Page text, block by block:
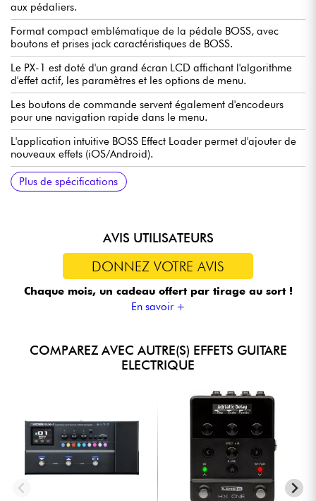
aux pédaliers.
Format compact emblématique de la pédale BOSS, avec
boutons et prises jack caractéristiques de BOSS.
Le PX-1 est doté d'un grand écran LCD affichant l'algorithme
d'effet actif, les paramètres et les options de menu.
Les boutons de commande servent également d'encodeurs
pour une navigation rapide dans le menu.
L'application intuitive BOSS Effect Loader permet d'ajouter de
nouveaux effets (iOS/Android).
Les prises CTL 1, 2/EXP permettent de basculer entre deux
effets et de contrôler les paramètres.
Le port USB-C prend en charge l'alimentation, les mises à jour
logicielles et la connexion directe à l'application.
Prise MIDI IN pour la synchronisation du tempo de l'horloge
MIDI avec des effets temporels comme le delay.
Plus de spécifications
AVIS UTILISATEURS
DONNEZ VOTRE AVIS
Chaque mois, un cadeau offert par tirage au sort !
En savoir +
COMPAREZ AVEC AUTRE(S) EFFETS GUITARE
ELECTRIQUE